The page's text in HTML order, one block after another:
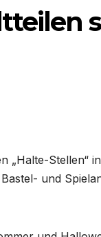
„Halte-Stellen“
und